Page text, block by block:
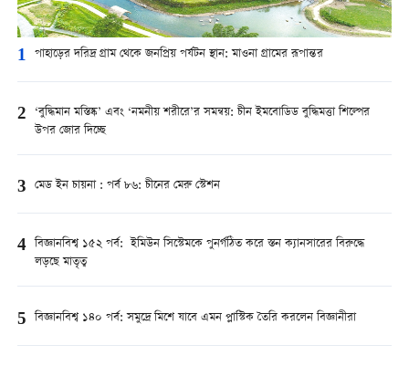
1 পাহাড়ের দরিদ্র গ্রাম থেকে জনপ্রিয় পর্যটন স্থান: মাওনা গ্রামের রূপান্তর
2 ‘বুদ্ধিমান মস্তিষ্ক’ এবং ‘নমনীয় শরীরে’র সমন্বয়: চীন ইমবোডিড বুদ্ধিমত্তা শিল্পের
উপর জোর দিচ্ছে
3 মেড ইন চায়না : পর্ব ৮৬: চীনের মেরু স্টেশন
4 বিজ্ঞানবিশ্ব ১৫২ পর্ব: ইমিউন সিস্টেমকে পুনর্গঠিত করে স্তন ক্যানসারের বিরুদ্ধে
লড়ছে মাতৃত্ব
5 বিজ্ঞানবিশ্ব ১৪০ পর্ব: সমুদ্রে মিশে যাবে এমন প্লাস্টিক তৈরি করলেন বিজ্ঞানীরা